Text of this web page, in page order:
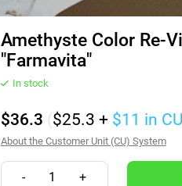
Amethyste Color Re-
"Farmavita"
In stock
$36.3 ($25.3 + $11 in CU
About the Customer Unit (CU) System
- 1 +